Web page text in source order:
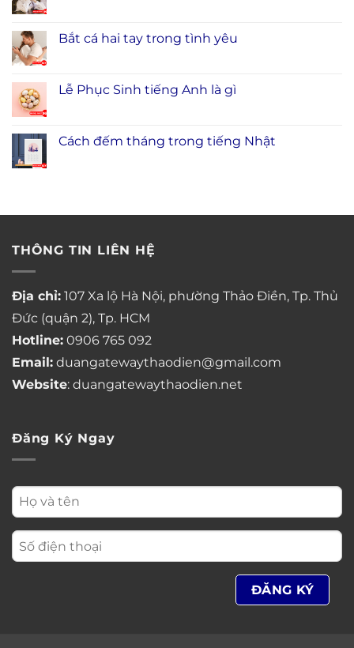
Bắt cá hai tay trong tình yêu
Lễ Phục Sinh tiếng Anh là gì
Cách đếm tháng trong tiếng Nhật
THÔNG TIN LIÊN HỆ
Địa chỉ: 107 Xa lộ Hà Nội, phường Thảo Điền, Tp. Thủ
Đức (quận 2), Tp. HCM
Hotline: 0906 765 092
Email: duangatewaythaodien@gmail.com
Website: duangatewaythaodien.net
Đăng Ký Ngay